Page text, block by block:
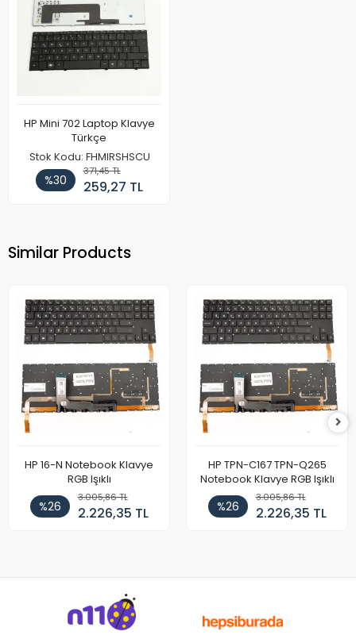
HP Mini 702 Laptop Klavye
Türkçe
Stok Kodu: FHMIRSHSCU
%30
371,45 TL
259,27 TL
Similar Products
HP 16-N Notebook Klavye
RGB Işıklı
%26
3.005,86 TL
2.226,35 TL
HP TPN-C167 TPN-Q265
Notebook Klavye RGB Işıklı
%26
3.005,86 TL
2.226,35 TL